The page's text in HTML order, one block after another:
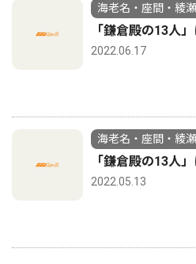
海老名・座間・綾瀬
「鎌倉殿の13人
2022.06.17
海老名・座間・綾瀬
「鎌倉殿の13人
2022.05.13